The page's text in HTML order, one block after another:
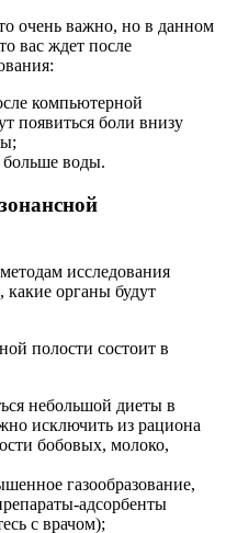
очень важно, но в данном
вас ждет после
компьютерной
появиться боли внизу
воды.
исследования
какие органы будут
полости состоит в
небольшой диеты в
исключить из рациона
бобовых, молоко,
газообразование,
адсорбенты
с врачом);